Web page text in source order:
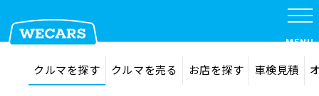
在庫検索 サイト内検索
MENU
クルマを探す クルマを売る お店を探す 車検見積